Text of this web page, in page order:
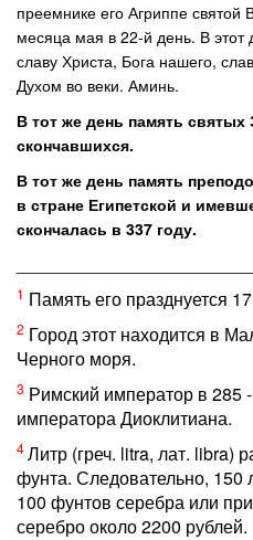
преемнике его Агриппе святой
месяца мая в 22-й день. В этот
славу Христа, Бога нашего,
Духом во веки. Аминь.
В тот же день память
скончавшихся.
В тот же день память
в стране Египетской и
скончалась в 337 году.
1 Память его празднуется
2 Город этот находится в
Черного моря.
3 Римский император в 285
императора Диоклитиана.
4Литр (греч. litra, лат. libra)
фунта. Следовательно, 150
100 фунтов серебра или
серебро около 2200 рублей.